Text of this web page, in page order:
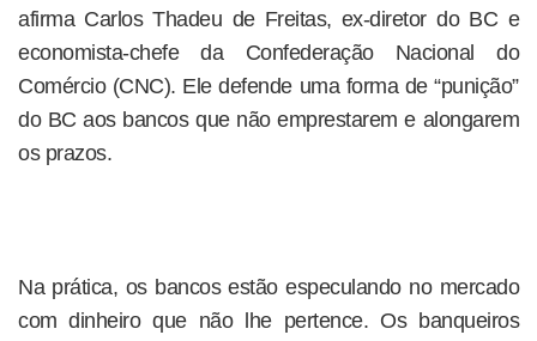
afirma Carlos Thadeu de Freitas, ex-diretor do BC e
economista-chefe da Confederação Nacional do
Comércio (CNC). Ele defende uma forma de “punição”
do BC aos bancos que não emprestarem e alongarem
os prazos.
Na prática, os bancos estão especulando no mercado
com dinheiro que não lhe pertence. Os banqueiros